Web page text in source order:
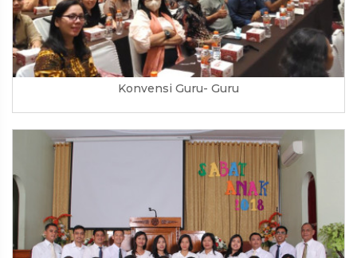
Konvensi Guru- Guru